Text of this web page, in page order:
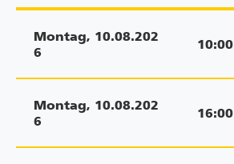
Montag, 10.08.202
6
10:00
Montag, 10.08.202
6
16:00